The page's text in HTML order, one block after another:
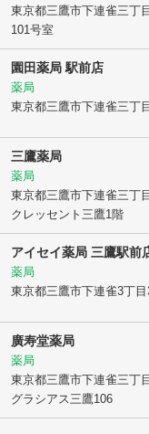
東京都三鷹市下連雀三丁
101号室
園田薬局 駅前店
薬局
東京都三鷹市下連雀三丁
三鷹薬局
薬局
東京都三鷹市下連雀三丁
クレッセント三鷹1階
アイセイ薬局 三鷹駅前
薬局
東京都三鷹市下連雀3丁
廣寿堂薬局
薬局
東京都三鷹市下連雀三丁
グラシアス三鷹106